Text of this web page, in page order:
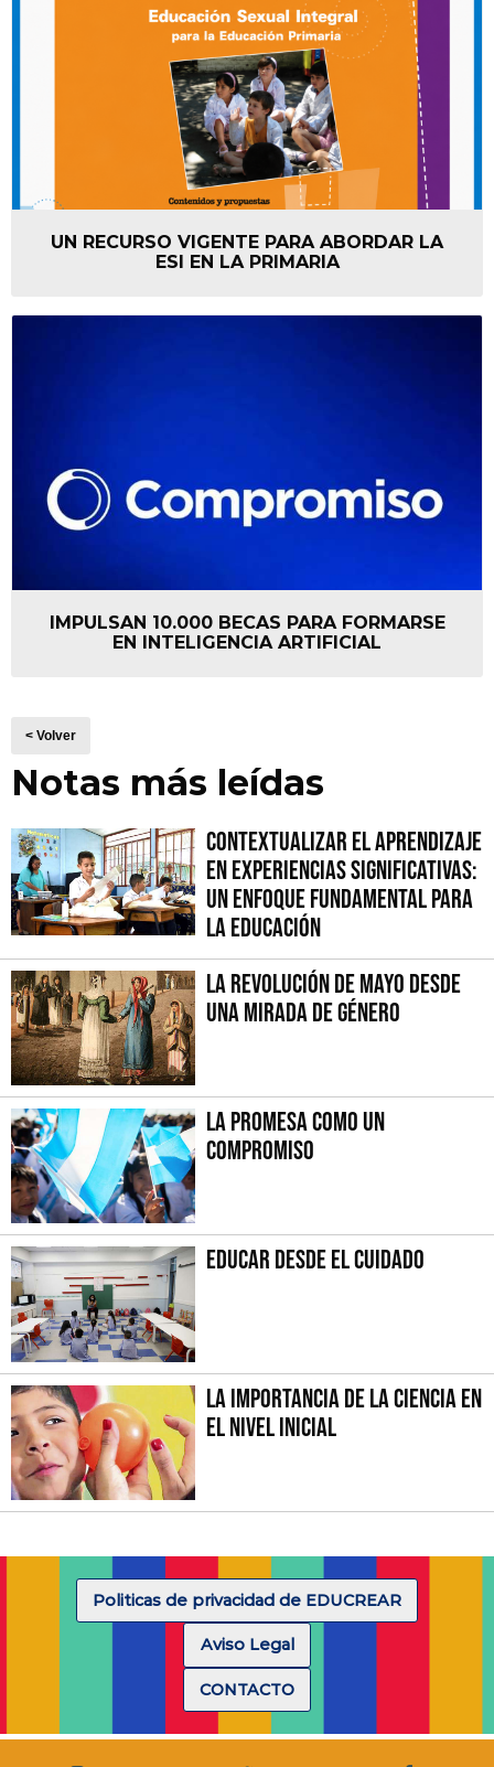
UN RECURSO VIGENTE PARA ABORDAR LA
ESI EN LA PRIMARIA
IMPULSAN 10.000 BECAS PARA FORMARSE
EN INTELIGENCIA ARTIFICIAL
< Volver
Notas más leídas
Contextualizar el Aprendizaje
en Experiencias Significativas:
Un Enfoque fundamental para
la Educación
La Revolución de Mayo desde
una mirada de género
La promesa como un
compromiso
Educar desde el cuidado
La importancia de la Ciencia en
el Nivel Inicial
Politicas de privacidad de EDUCREAR
Aviso Legal
CONTACTO